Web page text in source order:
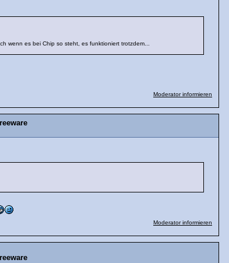
wenn es bei Chip so steht, es funktioniert trotzdem...
Moderator informieren
Moderator informieren